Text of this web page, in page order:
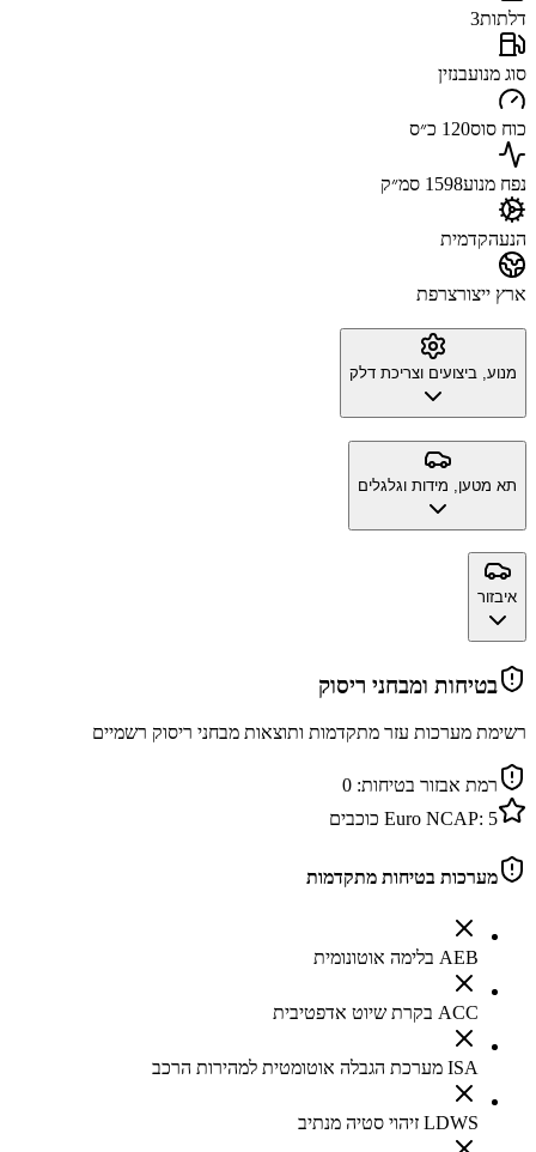
דלתות3
סוג מנועבנזין
כוח סוס120 כ״ס
נפח מנוע1598 סמ״ק
הנעהקדמית
ארץ ייצורצרפת
מנוע, ביצועים וצריכת דלק
תא מטען, מידות וגלגלים
איבזור
בטיחות ומבחני ריסוק
רשימת מערכות עזר מתקדמות ותוצאות מבחני ריסוק רשמיים
רמת אבזור בטיחות: 0
Euro NCAP: 5 כוכבים
מערכות בטיחות מתקדמות
AEB בלימה אוטונומית
ACC בקרת שיוט אדפטיבית
ISA מערכת הגבלה אוטומטית למהירות הרכב
LDWS זיהוי סטיה מנתיב